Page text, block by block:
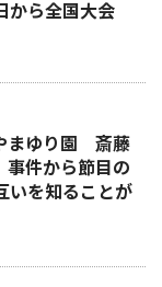
ら全国大会
まゆり園 斎藤
件から節目の
いを知ることが